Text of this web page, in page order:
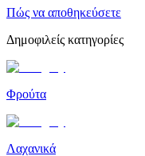
Πώς να αποθηκεύσετε
Δημοφιλείς κατηγορίες
Φρούτα
Λαχανικά